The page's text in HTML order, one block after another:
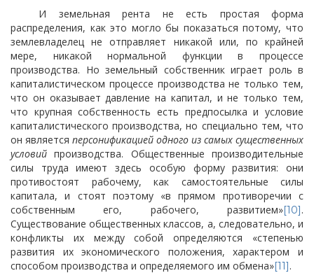
И земельная рента не есть простая форма
распределения, как это могло бы показаться потому, что
землевладелец не отправляет никакой или, по крайней
мере, никакой нормальной функции в процессе
производства. Но земельный собственник играет роль в
капиталистическом процессе производства не только тем,
что он оказывает давление на капитал, и не только тем,
что крупная собственность есть предпосылка и условие
капиталистического производства, но специально тем, что
он является персонификацией одного из самых существенных
условий производства. Общественные производительные
силы труда имеют здесь особую форму развития: они
противостоят рабочему, как самостоятельные силы
капитала, и стоят поэтому «в прямом противоречии с
собственным его, рабочего, развитием»[10].
Существование общественных классов, а, следовательно, и
конфликты их между собой определяются «степенью
развития их экономического положения, характером и
способом производства и определяемого им обмена»[11].